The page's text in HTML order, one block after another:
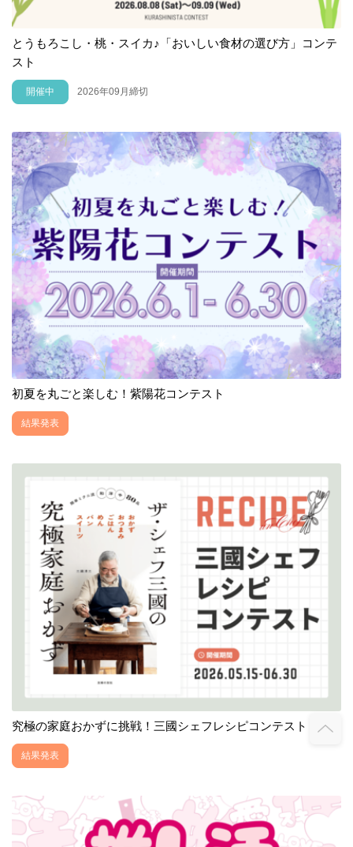
とうもろこし・桃・スイカ♪「おいしい食材の選び方」コンテ
スト
開催中 2026年09月締切
初夏を丸ごと楽しむ！紫陽花コンテスト
結果発表
究極の家庭おかずに挑戦！三國シェフレシピコンテスト
結果発表